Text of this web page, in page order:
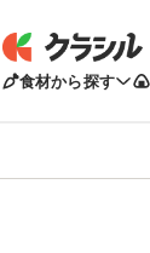
食材から探す